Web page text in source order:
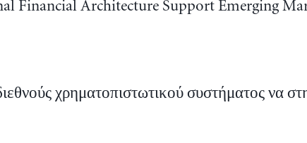
Financial Architecture Support Emerging
χρηματοπιστωτικού συστήματος να